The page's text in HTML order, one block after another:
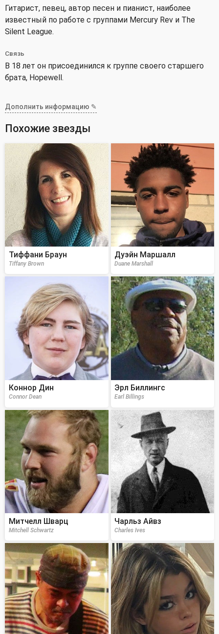
Гитарист, певец, автор песен и пианист, наиболее
известный по работе с группами Mercury Rev и The
Silent League.
Связь
В 18 лет он присоединился к группе своего старшего
брата, Hopewell.
Дополнить информацию ✎
Похожие звезды
Тиффани Браун
Tiffany Brown
Дуэйн Маршалл
Duane Marshall
Коннор Дин
Connor Dean
Эрл Биллингс
Earl Billings
Митчелл Шварц
Mitchell Schwartz
Чарльз Айвз
Charles Ives